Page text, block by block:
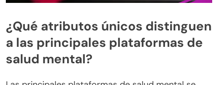
¿Qué atributos únicos distinguen
a las principales plataformas de
salud mental?